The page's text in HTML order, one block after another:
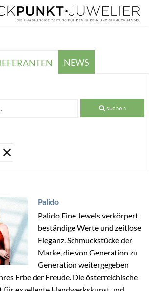
NEWS
suchen
Palido
Palido Fine Jewels verkörpert
beständige Werte und zeitlose
Eleganz. Schmuckstücke der
Marke, die von Generation zu
Generation weitergegeben
Erbe der Freude. Die österreichische